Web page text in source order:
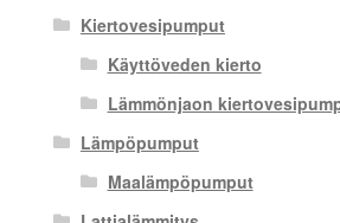
Kiertovesipumput
Käyttöveden kierto
Lämmönjaon
Lämpöpumput
Maalämpöpumput